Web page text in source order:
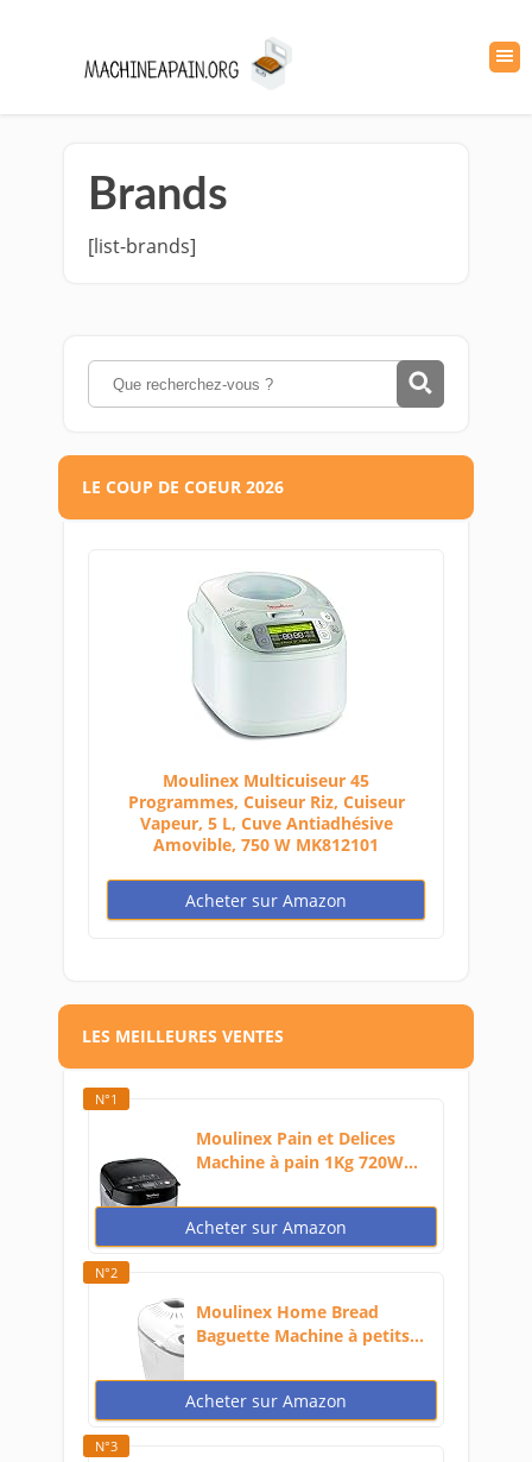
Brands
[list-brands]
LE COUP DE COEUR 2026
Moulinex Multicuiseur 45
Programmes, Cuiseur Riz, Cuiseur
Vapeur, 5 L, Cuve Antiadhésive
Amovible, 750 W MK812101
Acheter sur Amazon
LES MEILLEURES VENTES
N°1
Moulinex Pain et Delices
Machine à pain 1Kg 720W...
Acheter sur Amazon
N°2
Moulinex Home Bread
Baguette Machine à petits...
Acheter sur Amazon
N°3